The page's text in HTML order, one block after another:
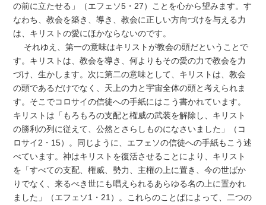
の前に立たせる」（エフェソ5・27）ことを心から望みます。す
なわち、教会を築き、導き、教会に正しい方向づけを与える力
は、キリストの愛にほかならないのです。
それゆえ、第一の意味はキリストが教会の頭だということで
す。キリストは、教会を導き、何よりもその愛の力で教会を力
づけ、生かします。次に第二の意味として、キリストは、教会
の頭であるだけでなく、天上の力と宇宙全体の頭と考えられま
す。そこでコロサイの信徒への手紙にはこう書かれています。
キリストは「もろもろの支配と権威の武装を解除し、キリスト
の勝利の列に従えて、公然とさらしものになさいました」（コ
ロサイ2・15）。同じように、エフェソの信徒への手紙もこう述
べています。神はキリストを復活させることにより、キリスト
を「すべての支配、権威、勢力、主権の上に置き、今の世ばか
りでなく、来るべき世にも唱えられるあらゆる名の上に置かれ
ました」（エフェソ1・21）。これらのことばによって、二つの